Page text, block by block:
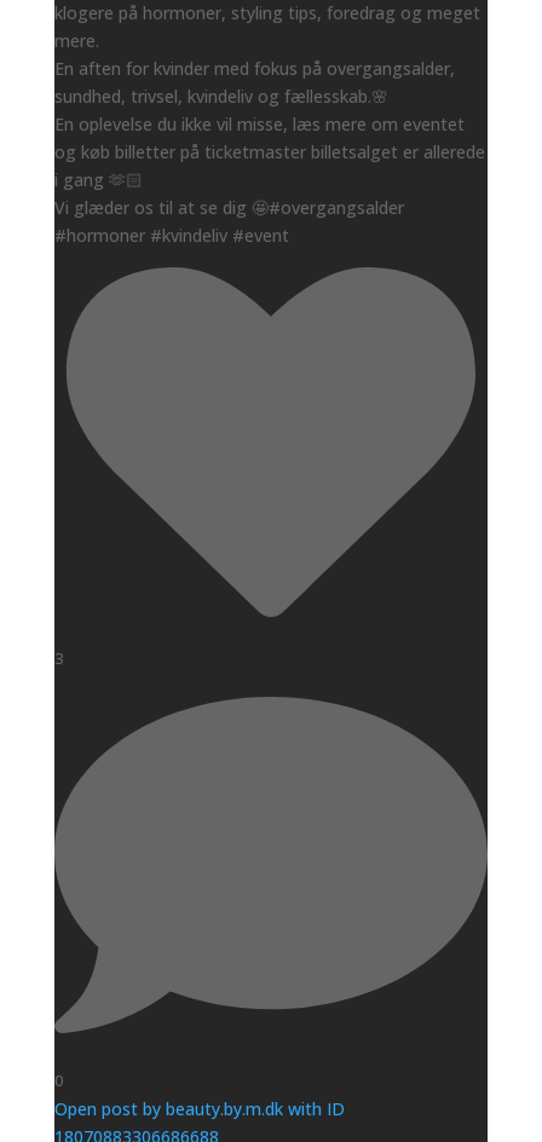
klogere på hormoner, styling tips, foredrag og meget
mere.
En aften for kvinder med fokus på overgangsalder,
sundhed, trivsel, kvindeliv og fællesskab.🌸
En oplevelse du ikke vil misse, læs mere om eventet
og køb billetter på ticketmaster billetsalget er allerede
i gang 🫶🏻
Vi glæder os til at se dig 🤩#overgangsalder
#hormoner #kvindeliv #event
3
0
Open post by beauty.by.m.dk with ID
18070883306686688